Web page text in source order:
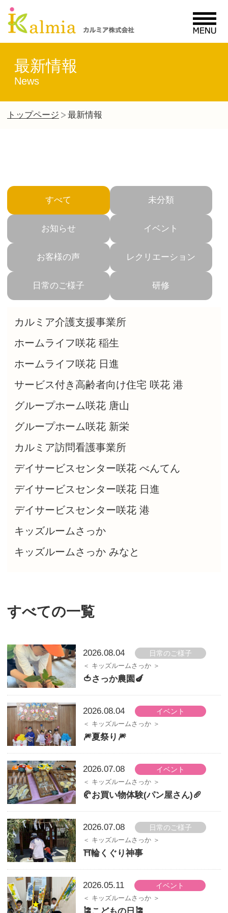
MENU
最新情報
News
トップページ 最新情報
すべて 未分類
お知らせ イベント
お客様の声 レクリエーション
日常のご様子 研修
カルミア介護支援事業所
ホームライフ咲花 稲生
ホームライフ咲花 日進
サービス付き高齢者向け住宅 咲花 港
グループホーム咲花 唐山
グループホーム咲花 新栄
カルミア訪問看護事業所
デイサービスセンター咲花 べんてん
デイサービスセンター咲花 日進
デイサービスセンター咲花 港
キッズルームさっか
キッズルームさっか みなと
すべての一覧
2026.08.04 日常のご様子
キッズルームさっか
🍅さっか農園🍆
2026.08.04 イベント
キッズルームさっか
🎆夏祭り🎆
2026.07.08 イベント
キッズルームさっか
🥐お買い物体験(パン屋さん)🥖
2026.07.08 日常のご様子
キッズルームさっか
⛩輪くぐり神事
2026.05.11 イベント
キッズルームさっか